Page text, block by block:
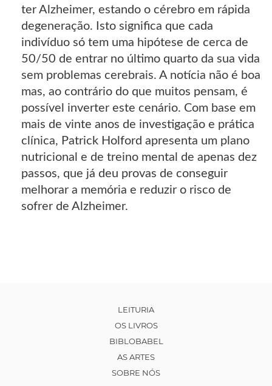
ter Alzheimer, estando o cérebro em rápida
degeneração. Isto significa que cada
indivíduo só tem uma hipótese de cerca de
50/50 de entrar no último quarto da sua vida
sem problemas cerebrais. A notícia não é boa
mas, ao contrário do que muitos pensam, é
possível inverter este cenário. Com base em
mais de vinte anos de investigação e prática
clínica, Patrick Holford apresenta um plano
nutricional e de treino mental de apenas dez
passos, que já deu provas de conseguir
melhorar a memória e reduzir o risco de
sofrer de Alzheimer.
LEITURIA
OS LIVROS
BIBLOBABEL
AS ARTES
SOBRE NÓS